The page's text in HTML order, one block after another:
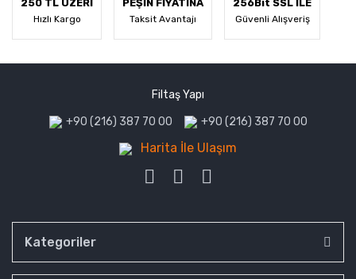
250 TL ÜZERİ
Hızlı Kargo
PEŞİN FİYATINA
Taksit Avantajı
256Bit SSL İLE
Güvenli Alışveriş
Filtaş Yapı
+90 (216) 387 70 00 +90 (216) 387 70 00
Harita İle Ulaşım
Kategoriler